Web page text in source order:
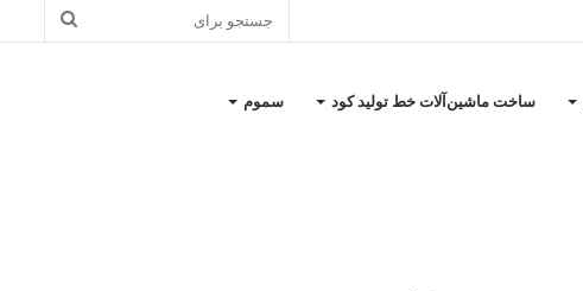
جستجو
ساخت ماشین‌آلات خط تولید کود سموم